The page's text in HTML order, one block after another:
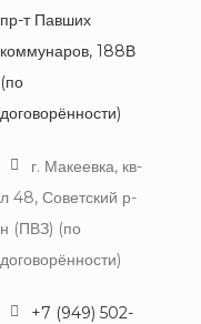
пр-т Павших
коммунаров, 188В
(по
договорённости)
г. Макеевка, кв-
л 48, Советский р-
н (ПВЗ) (по
договорённости)
+7 (949) 502-